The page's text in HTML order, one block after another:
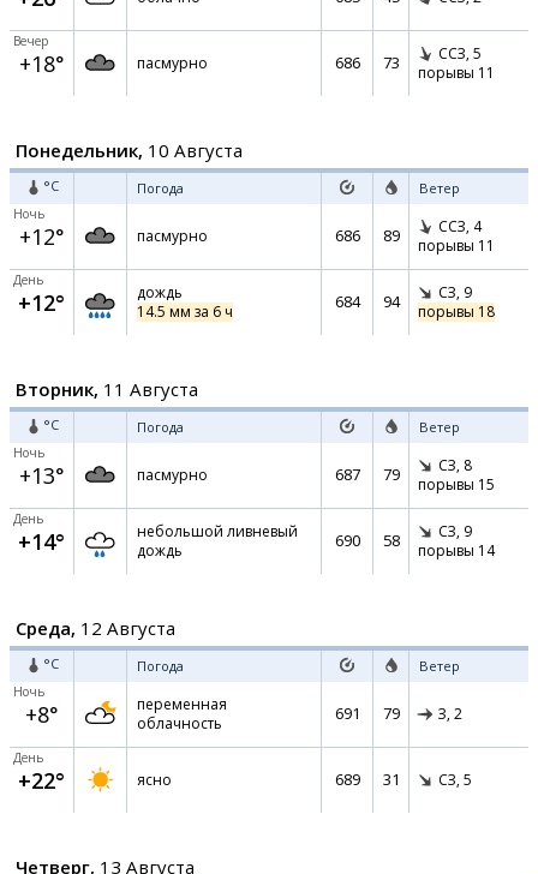
Вечер
+18° пасмурно 686 73 ССЗ, 5
порывы 11
Понедельник, 10 Августа
°C Погода Ветер
Ночь
+12° пасмурно 686 89 ССЗ, 4
порывы 11
День
+12°
дождь
14.5 мм за 6 ч
684 94 СЗ, 9
порывы 18
Вторник, 11 Августа
°C Погода Ветер
Ночь
+13° пасмурно 687 79 СЗ, 8
порывы 15
День
+14°
небольшой ливневый
дождь
690 58 СЗ, 9
порывы 14
Среда, 12 Августа
°C Погода Ветер
Ночь
+8°
переменная
облачность
691 79 З, 2
День
+22° ясно 689 31 СЗ, 5
Четверг, 13 Августа